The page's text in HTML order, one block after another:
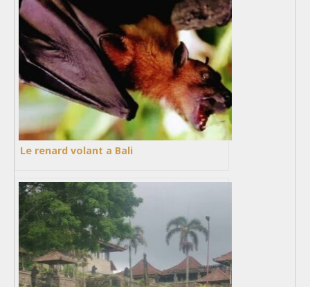
Le renard volant a Bali